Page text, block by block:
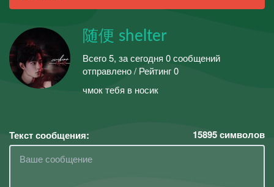
随便 shelter
Всего 5, за сегодня 0 сообщений
отправлено / Рейтинг 0
чмок тебя в носик
Текст сообщения: 15895символов